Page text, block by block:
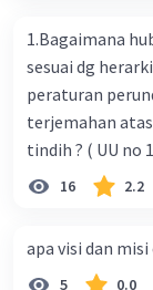
1.Bagaimana
sesuai dg herarkis tata
peraturan
terjemahan
tindih ? ( UU no 12 Tahun 2011, UU no 23Tahun 2014, UU No
25 Tahun 2004 ) 3 . Tuliskan peraturan perundangan yg di
undangkan
pasal18, pasal
16 2.2
apa visi dan misi
5 0.0